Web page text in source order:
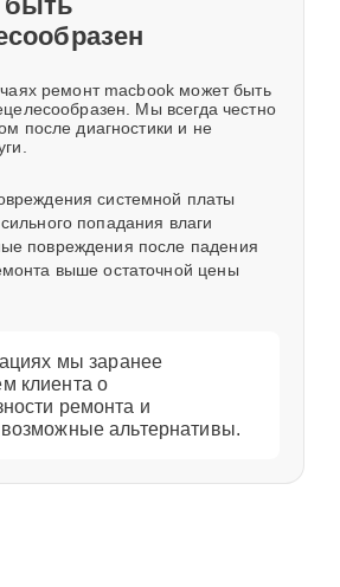
ремонт macbook может быть
Мы всегда честно
после диагностики и не
системной платы
попадания влаги
повреждения после падения
выше остаточной цены
мы заранее
клиента о
ремонта и
альтернативы.